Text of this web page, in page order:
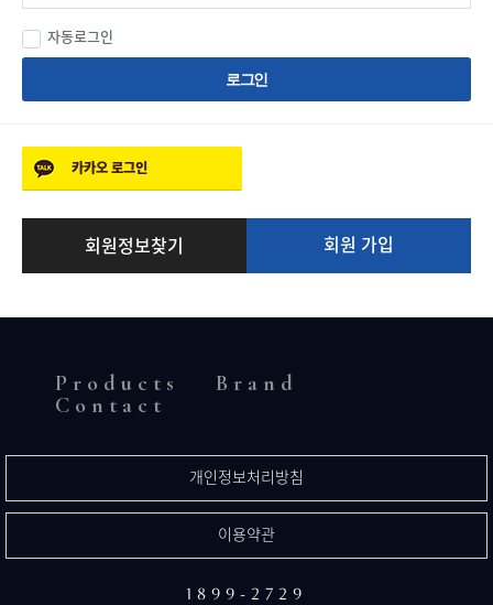
자동로그인
로그인
카카오 로그인
회원정보찾기 회원 가입
Products
Brand
Contact
개인정보처리방침
이용약관
1899-2729